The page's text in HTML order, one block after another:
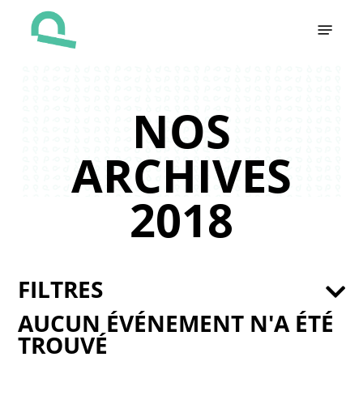
NOS
ARCHIVES
2018
AUCUN ÉVÉNEMENT N'A ÉTÉ
TROUVÉ
FILTRES